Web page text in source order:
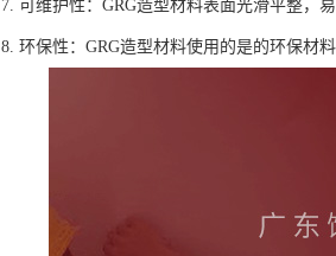
7. 可维护性：GRG造型材料表面光滑平整，
8. 环保性：GRG造型材料使用的是的环保材